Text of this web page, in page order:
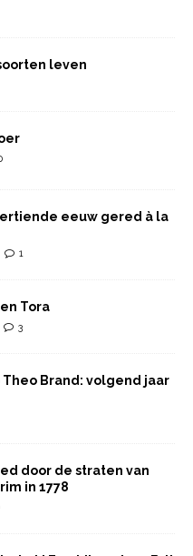
leven
eeuw gered à la
1
Tora
3
Theo Brand: volgend jaar
door de straten van
in 1778